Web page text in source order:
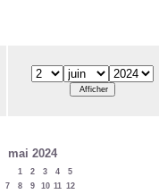
mai 2024
1 2 3 4 5
7 8 9 10 11 12